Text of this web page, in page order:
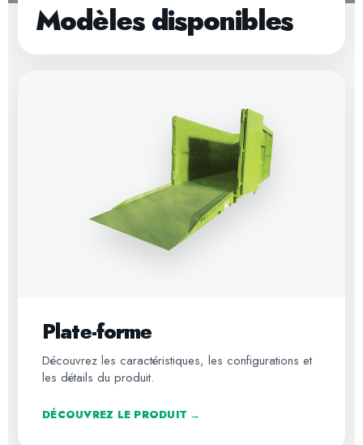
Modèles disponibles
Plate-forme
Découvrez les caractéristiques, les configurations et
les détails du produit.
DÉCOUVREZ LE PRODUIT →